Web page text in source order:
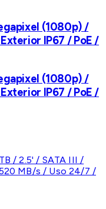
(1080p) /
IP67 / PoE /
(1080p) /
IP67 / PoE /